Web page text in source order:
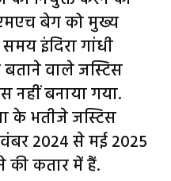
बेग को मुख्य
इंदिरा गांधी
वाले जस्टिस
नहीं बनाया गया.
के भतीजे जस्टिस
2024 से मई 2025
की कतार में हैं.